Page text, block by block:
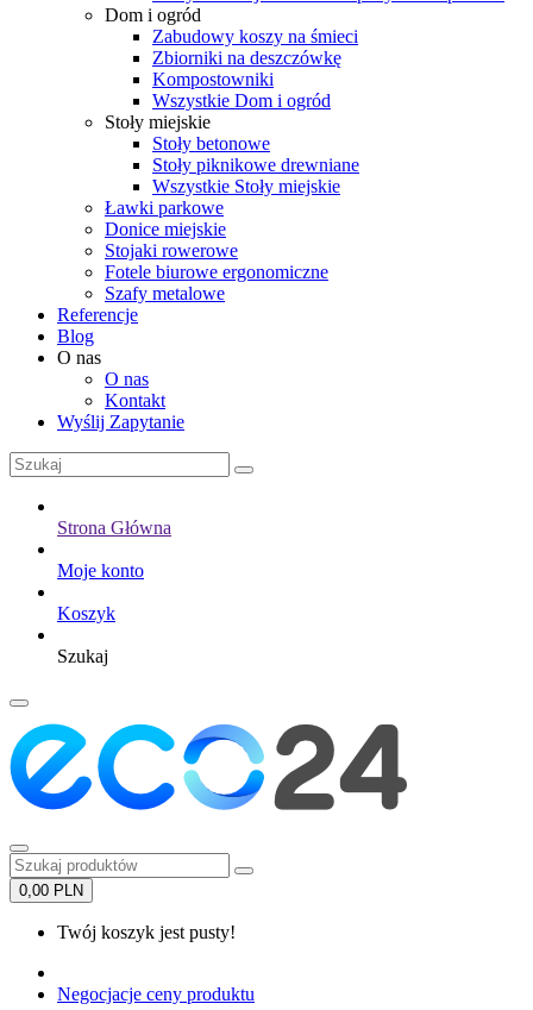
Dom i ogród
Zabudowy koszy na śmieci
Zbiorniki na deszczówkę
Kompostowniki
Wszystkie Dom i ogród
Stoły miejskie
Stoły betonowe
Stoły piknikowe drewniane
Wszystkie Stoły miejskie
Ławki parkowe
Donice miejskie
Stojaki rowerowe
Fotele biurowe ergonomiczne
Szafy metalowe
Referencje
Blog
O nas
O nas
Kontakt
Wyślij Zapytanie
Strona Główna
Moje konto
Koszyk
Szukaj
0,00 PLN
Twój koszyk jest pusty!
Negocjacje ceny produktu